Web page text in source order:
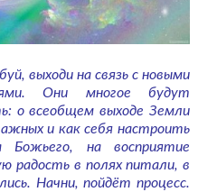
выходи на связь с новыми
Они многое будут
о всеобщем выходе Земли
и как себя настроить
на восприятие
радость в полях питали, в
Начни, пойдёт процесс.